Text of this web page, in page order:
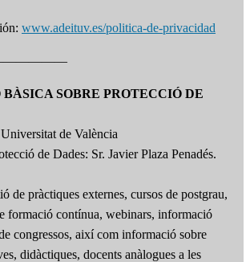
www.adeituv.es/politica-de-privacidad
SOBRE PROTECCIÓ DE
de València
de Dades: Sr. Javier Plaza Penadés.
de pràctiques externes, cursos de postgrau,
formació contínua, webinars, informació
congressos, així com informació sobre
didàctiques, docents anàlogues a les